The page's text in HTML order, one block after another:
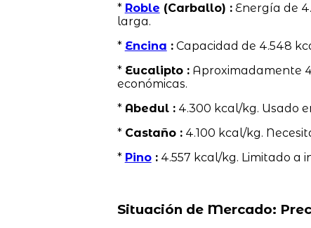
* Roble (Carballo) :Energía de
larga.
* Encina :Capacidad de 4.548
* Eucalipto :Aproximadamente
económicas.
* Abedul :4.300 kcal/kg. Usado
* Castaño :4.100 kcal/kg.
* Pino:4.557 kcal/kg. Limitado a
Situación de Mercado: